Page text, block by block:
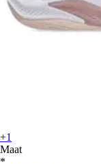
+1
Maat
*